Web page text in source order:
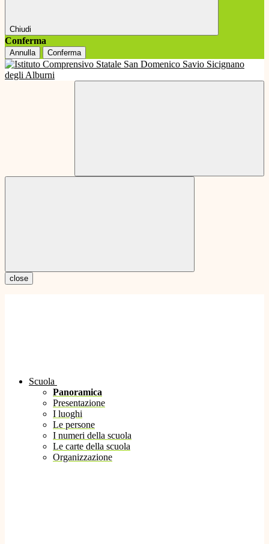
Chiudi
Conferma
Annulla Conferma
close
Scuola
Panoramica
Presentazione
I luoghi
Le persone
I numeri della scuola
Le carte della scuola
Organizzazione